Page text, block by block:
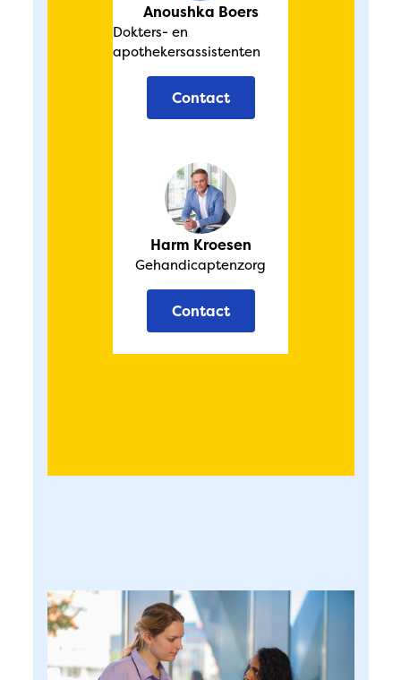
Anoushka Boers
Dokters- en
apothekersassistenten
Contact
Harm Kroesen
Gehandicaptenzorg
Contact